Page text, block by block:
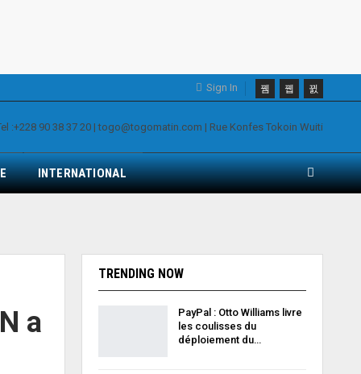
Sign In
INTERNATIONAL
a
TRENDING NOW
PayPal : Otto Williams livre
les coulisses du
déploiement du…